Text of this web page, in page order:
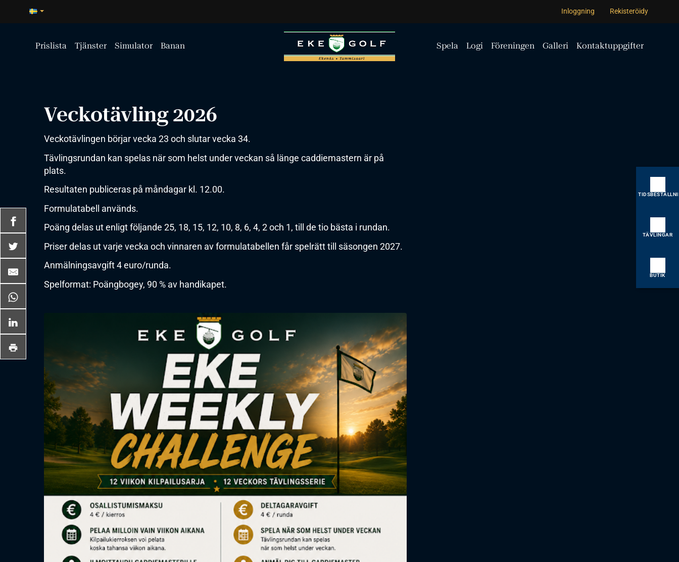
Inloggning Rekisteröidy
Prislista Tjänster Simulator Banan Spela Logi Föreningen Galleri Kontaktuppgifter
TÄVLINGAR
BUTIK
Veckotävling 2026
Veckotävlingen börjar vecka 23 och slutar vecka 34.
Tävlingsrundan kan spelas när som helst under veckan så länge caddiemastern är på
plats.
Resultaten publiceras på måndagar kl. 12.00.
Formulatabell används.
Poäng delas ut enligt följande 25, 18, 15, 12, 10, 8, 6, 4, 2 och 1, till de tio bästa i rundan.
Priser delas ut varje vecka och vinnaren av formulatabellen får spelrätt till säsongen 2027.
Anmälningsavgift 4 euro/runda.
Spelformat: Poängbogey, 90 % av handikapet.